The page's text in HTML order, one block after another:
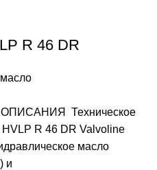
R 46 DR
Техническое
R 46 DR Valvoline
масло
и